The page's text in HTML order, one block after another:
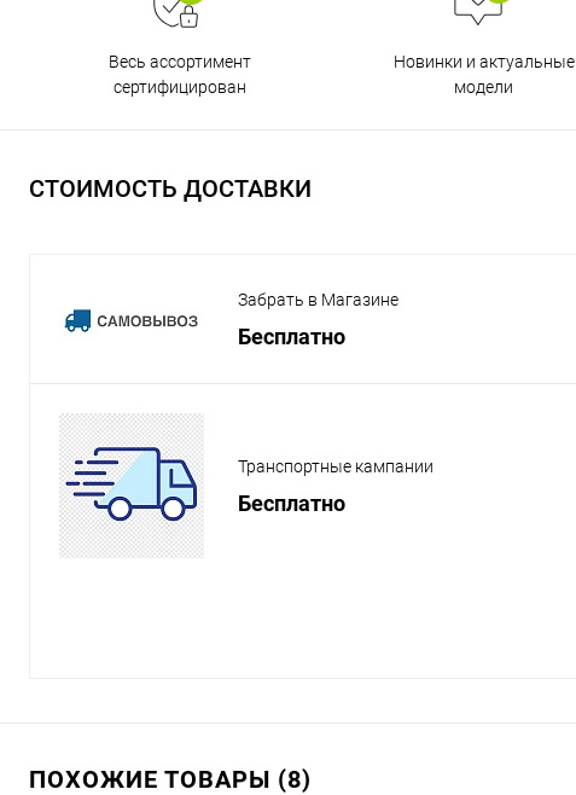
Весь ассортимент
сертифицирован
Новинки и актуальные
модели
СТОИМОСТЬ ДОСТАВКИ
Забрать в Магазине
Бесплатно
Транспортные кампании
Бесплатно
ПОХОЖИЕ ТОВАРЫ (8)